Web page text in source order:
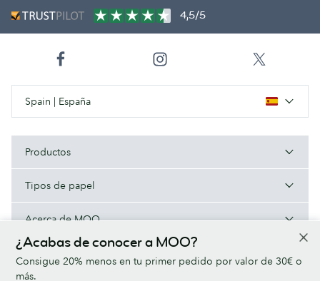
¿Acabas de conocer a MOO?
Consigue 20% menos en tu primer pedido por valor de 30€ o
más.
4,5/5
Spain | España
Productos
Tipos de papel
Acerca de MOO